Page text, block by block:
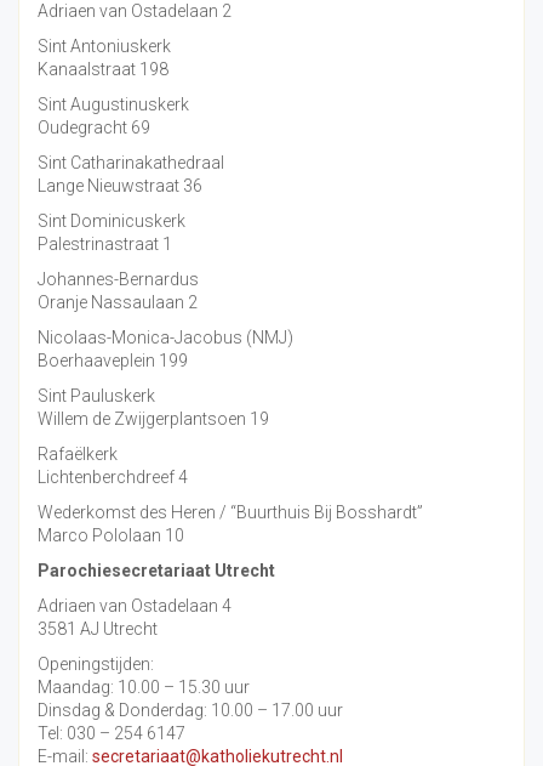
Adriaen van Ostadelaan 2
Sint Antoniuskerk
Kanaalstraat 198
Sint Augustinuskerk
Oudegracht 69
Sint Catharinakathedraal
Lange Nieuwstraat 36
Sint Dominicuskerk
Palestrinastraat 1
Johannes-Bernardus
Oranje Nassaulaan 2
Nicolaas-Monica-Jacobus (NMJ)
Boerhaaveplein 199
Sint Pauluskerk
Willem de Zwijgerplantsoen 19
Rafaëlkerk
Lichtenberchdreef 4
Wederkomst des Heren / “Buurthuis Bij Bosshardt”
Marco Pololaan 10
Parochiesecretariaat Utrecht
Adriaen van Ostadelaan 4
3581 AJ Utrecht
Openingstijden:
Maandag: 10.00 – 15.30 uur
Dinsdag & Donderdag: 10.00 – 17.00 uur
Tel: 030 – 254 6147
E-mail: secretariaat@katholiekutrecht.nl